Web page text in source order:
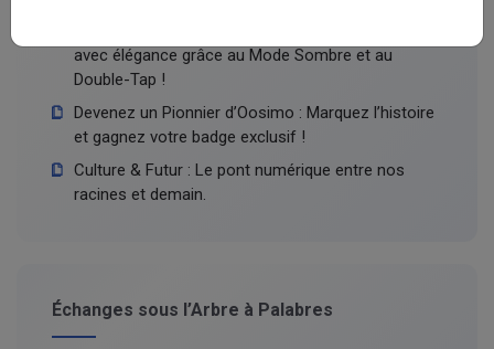
avec élégance grâce au Mode Sombre et au
Double-Tap !
Devenez un Pionnier d’Oosimo : Marquez l’histoire
et gagnez votre badge exclusif !
Culture & Futur : Le pont numérique entre nos
racines et demain.
Échanges sous l’Arbre à Palabres